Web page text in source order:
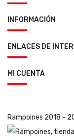
INFORMACIÓN
ENLACES DE
MI CUENTA
Rampoines 2018 -